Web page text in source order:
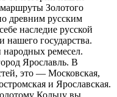
Золотого
древним русским
наследие русской
нашего государства.
ремесел.
Ярославль. В
это — Московская,
и Ярославская.
Кольцу вы